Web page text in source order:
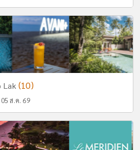
Lak (10)
ส.ค. 69